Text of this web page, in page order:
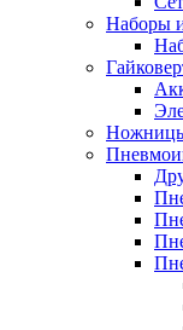
Наборы